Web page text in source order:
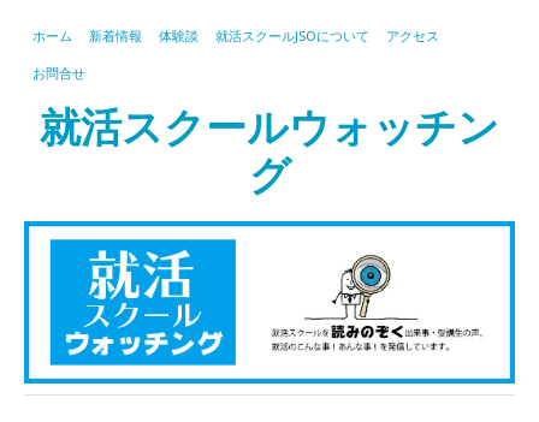
ホーム 新着情報 体験談 就活スクールJSOについて アクセス
お問合せ
就活スクールウォッチン
グ